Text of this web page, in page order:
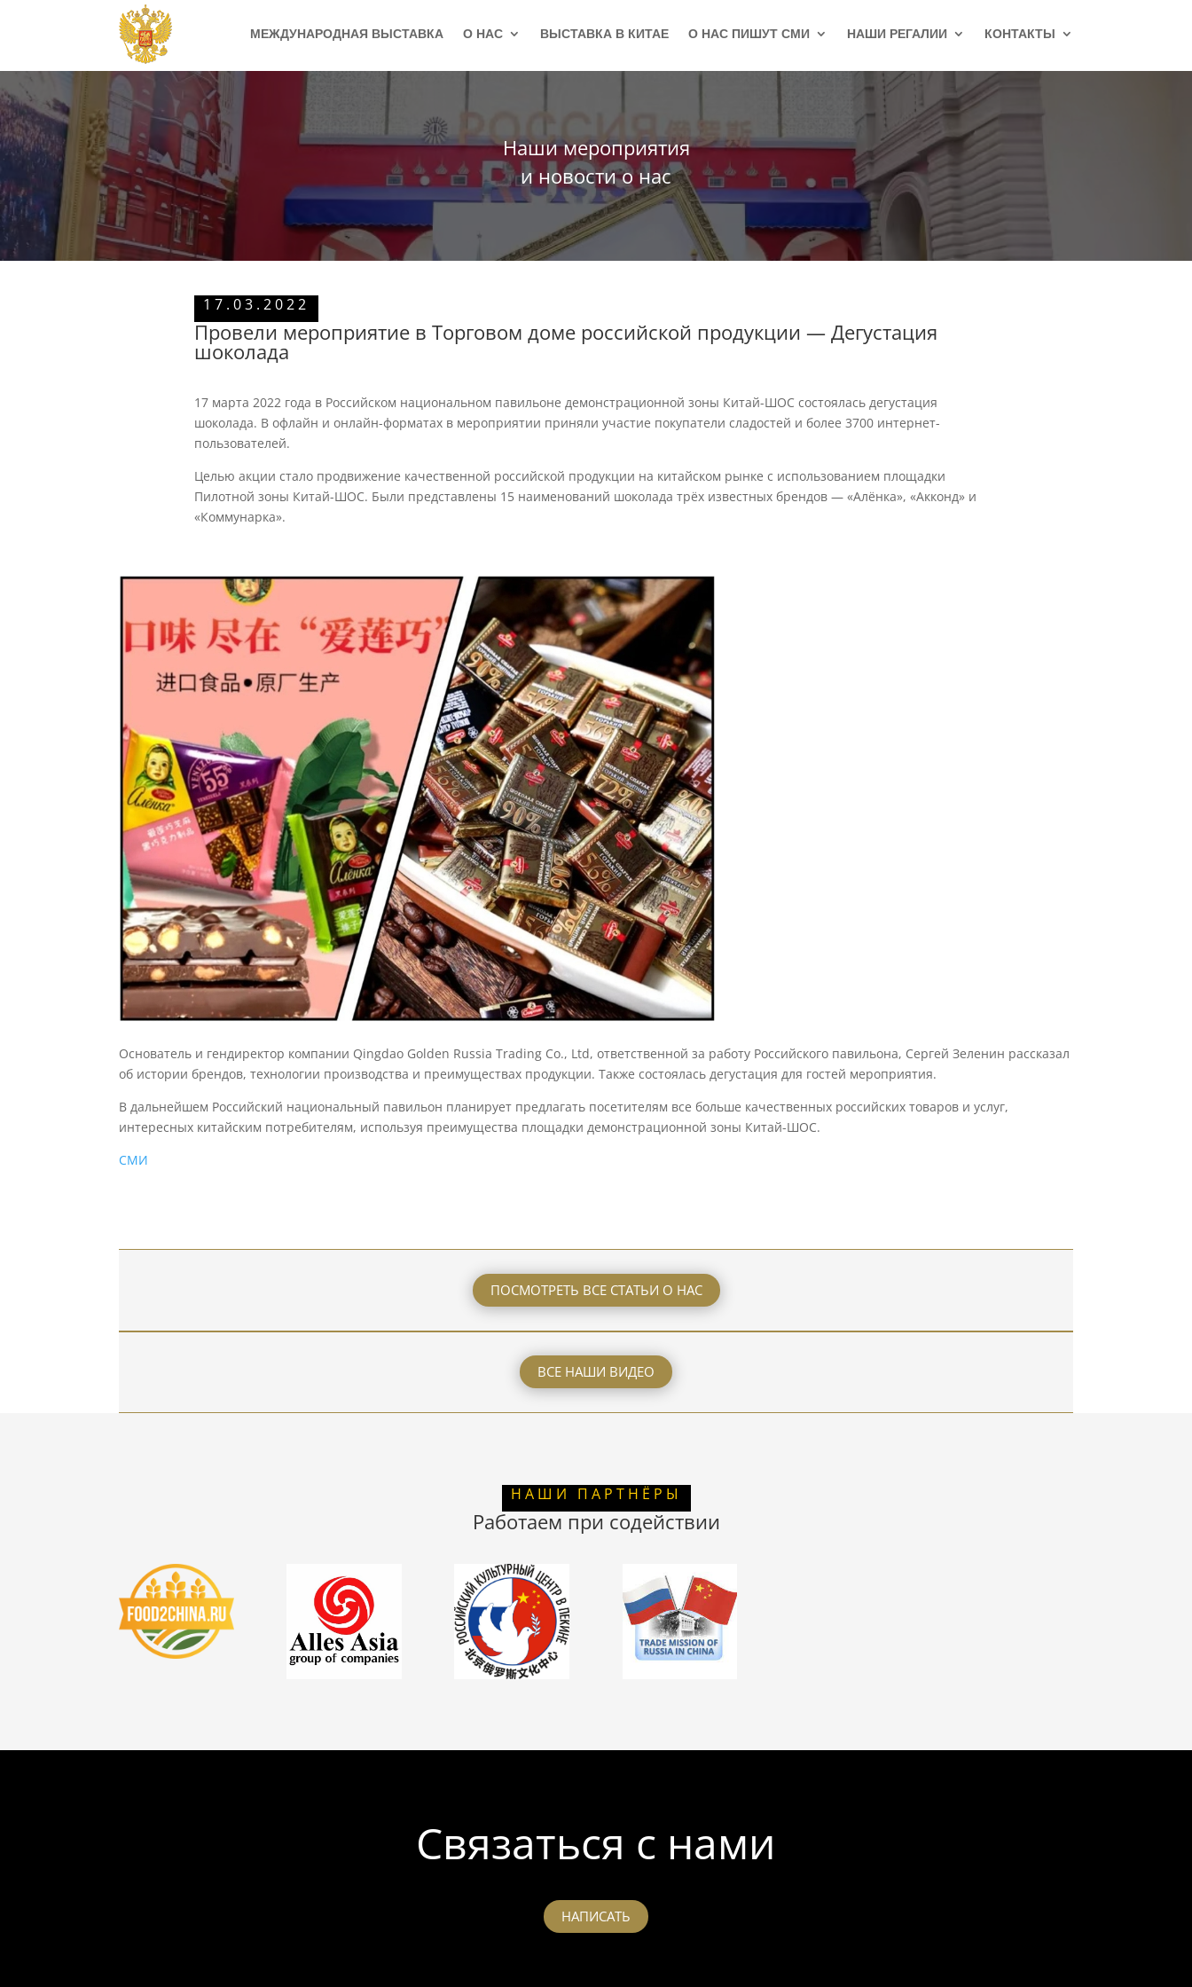
МЕЖДУНАРОДНАЯ ВЫСТАВКА О НАС ВЫСТАВКА В КИТАЕ О НАС ПИШУТ СМИ НАШИ РЕГАЛИИ КОНТАКТЫ
Наши мероприятия
и новости о нас
17.03.2022
Провели мероприятие в Торговом доме российской продукции —Дегустация
шоколада
17 марта 2022 года в Российском национальном павильоне демонстрационной зоны Китай-ШОС состоялась дегустация
шоколада. В офлайн и онлайн-форматах в мероприятии приняли участие покупатели сладостей и более 3700 интернет-
пользователей.
Целью акции стало продвижение качественной российской продукции на китайском рынке с использованием площадки
Пилотной зоны Китай-ШОС. Были представлены 15 наименований шоколада трёх известных брендов — «Алёнка», «Акконд» и
«Коммунарка».
Основатель и гендиректор компании Qingdao Golden Russia Trading Co., Ltd, ответственной за работу Российского павильона, Сергей Зеленин рассказал
об истории брендов, технологии производства и преимуществах продукции. Также состоялась дегустация для гостей мероприятия.
В дальнейшем Российский национальный павильон планирует предлагать посетителям все больше качественных российских товаров и услуг,
интересных китайским потребителям, используя преимущества площадки демонстрационной зоны Китай-ШОС.
СМИ
ПОСМОТРЕТЬ ВСЕ СТАТЬИ О НАС
ВСЕ НАШИ ВИДЕО
НАШИ ПАРТНЁРЫ
Работаем при содействии
Связаться с нами
НАПИСАТЬ